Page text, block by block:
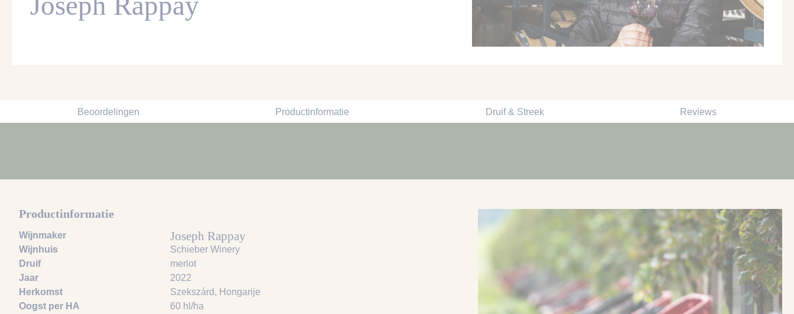
Beoordelingen Productinformatie Druif & Streek Reviews
Productinformatie
Wijnmaker Joseph Rappay
Wijnhuis
Schieber Winery
Druif
merlot
Jaar
2022
Herkomst
Szekszárd, Hongarije
Oogst per HA
60 hl/ha